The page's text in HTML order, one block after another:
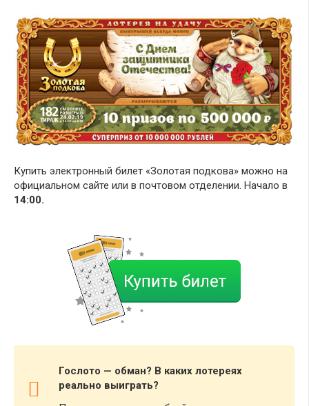
Купить электронный билет «Золотая подкова» можно на
официальном сайте или в почтовом отделении. Начало в
14:00.
Гослото — обман? В каких лотереях
реально выиграть?